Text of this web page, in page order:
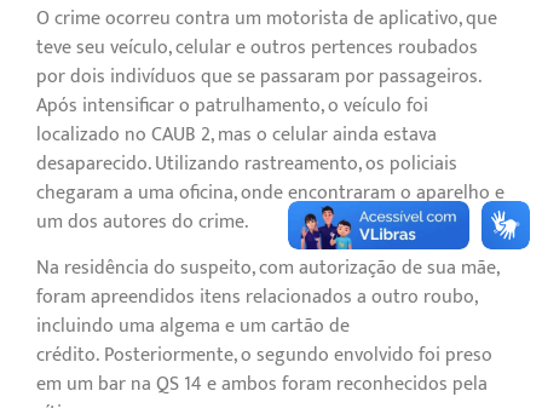
O crime ocorreu contra um motorista de aplicativo, que
teve seu veículo, celular e outros pertences roubados
por dois indivíduos que se passaram por passageiros.
Após intensificar o patrulhamento, o veículo foi
localizado no CAUB 2, mas o celular ainda estava
desaparecido. Utilizando rastreamento, os policiais
chegaram a uma oficina, onde encontraram o aparelho e
um dos autores do crime.
Na residência do suspeito, com autorização de sua mãe,
foram apreendidos itens relacionados a outro roubo,
incluindo uma algema e um cartão de
crédito. Posteriormente, o segundo envolvido foi preso
em um bar na QS 14 e ambos foram reconhecidos pela